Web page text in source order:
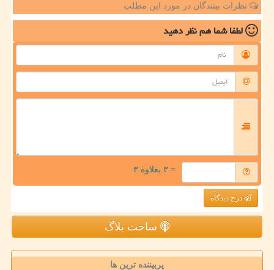
نظرات بینندگان در مورد این مطلب
لطفا شما همنظر دهید
= ۳ بعلاوه ۳
درج دیدگاه
ساخت بلاگ
پربیننده ترین ها